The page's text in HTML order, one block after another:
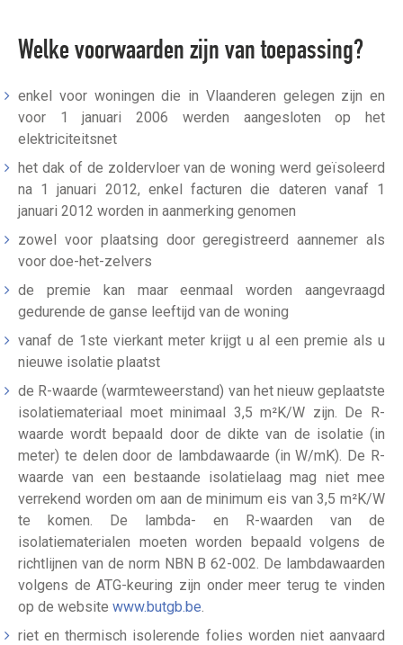
Welke voorwaarden zijn van toepassing?
enkel voor woningen die in Vlaanderen gelegen zijn en
voor 1 januari 2006 werden aangesloten op het
elektriciteitsnet
het dak of de zoldervloer van de woning werd geïsoleerd
na 1 januari 2012, enkel facturen die dateren vanaf 1
januari 2012 worden in aanmerking genomen
zowel voor plaatsing door geregistreerd aannemer als
voor doe-het-zelvers
de premie kan maar eenmaal worden aangevraagd
gedurende de ganse leeftijd van de woning
vanaf de 1ste vierkant meter krijgt u al een premie als u
nieuwe isolatie plaatst
de R-waarde (warmteweerstand) van het nieuw geplaatste
isolatiemateriaal moet minimaal 3,5 m²K/W zijn. De R-
waarde wordt bepaald door de dikte van de isolatie (in
meter) te delen door de lambdawaarde (in W/mK). De R-
waarde van een bestaande isolatielaag mag niet mee
verrekend worden om aan de minimum eis van 3,5 m²K/W
te komen. De lambda- en R-waarden van de
isolatiematerialen moeten worden bepaald volgens de
richtlijnen van de norm NBN B 62-002. De lambdawaarden
volgens de ATG-keuring zijn onder meer terug te vinden
op de website www.butgb.be.
riet en thermisch isolerende folies worden niet aanvaard